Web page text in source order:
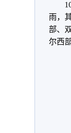
雨，
部、
尔西